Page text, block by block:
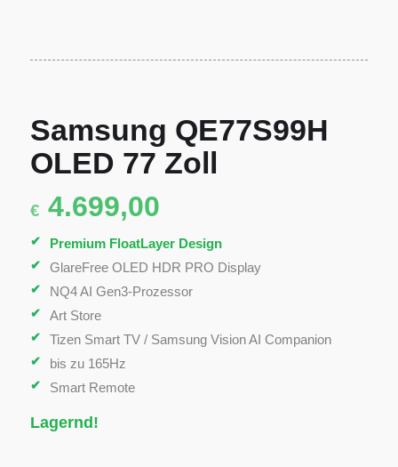
Samsung QE77S99H
OLED 77 Zoll
€ 4.699,00
Premium FloatLayer Design
GlareFree OLED HDR PRO Display
NQ4 AI Gen3-Prozessor
Art Store
Tizen Smart TV / Samsung Vision AI Companion
bis zu 165Hz
Smart Remote
Lagernd!